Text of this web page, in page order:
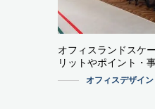
オフィスランドスケ
リットやポイント・
オフィスデザイン